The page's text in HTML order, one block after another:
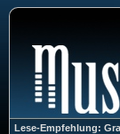
Lese-Empfehlung: